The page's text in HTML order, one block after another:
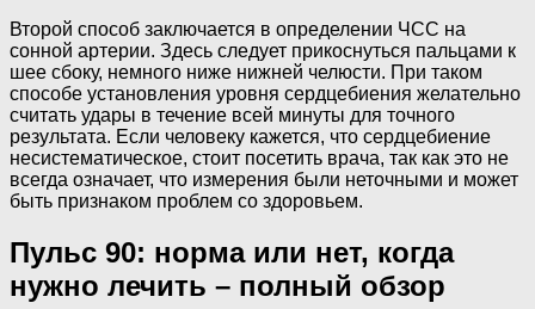
Второй способ заключается в определении ЧСС на
сонной артерии. Здесь следует прикоснуться пальцами к
шее сбоку, немного ниже нижней челюсти. При таком
способе установления уровня сердцебиения желательно
считать удары в течение всей минуты для точного
результата. Если человеку кажется, что сердцебиение
несистематическое, стоит посетить врача, так как это не
всегда означает, что измерения были неточными и может
быть признаком проблем со здоровьем.
Пульс 90: норма или нет, когда
нужно лечить – полный обзор